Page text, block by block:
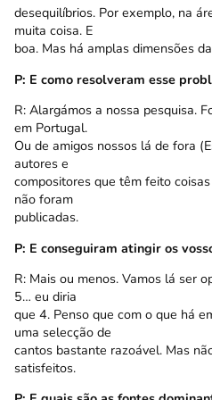
desequilíbrios. Por exemplo, na
muita coisa. E
boa. Mas há amplas dimensões
P: E como resolveram esse
R: Alargámos a nossa pesquisa.
em Portugal.
Ou de amigos nossos lá de fora
autores e
compositores que têm feito
não foram
publicadas.
P: E conseguiram atingir os
R: Mais ou menos. Vamos lá ser
5… eu diria
que 4. Penso que com o que há
uma selecção de
cantos bastante razoável. Mas
satisfeitos.